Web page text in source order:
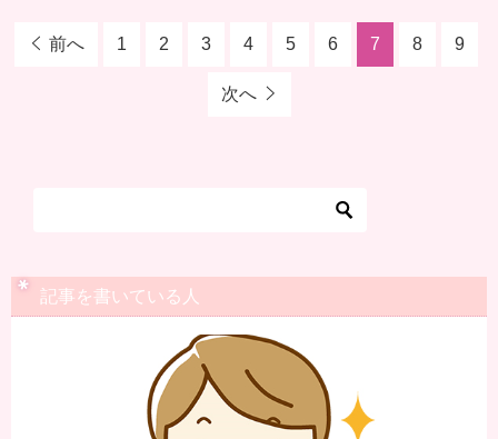
前へ 1 2 3 4 5 6 7 8 9
次へ
記事を書いている人